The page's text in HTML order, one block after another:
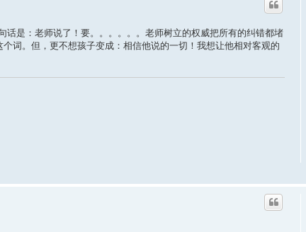
是：老师说了！要。。。。。。老师树立的权威把所有的纠错都堵
词。但，更不想孩子变成：相信他说的一切！我想让他相对客观的